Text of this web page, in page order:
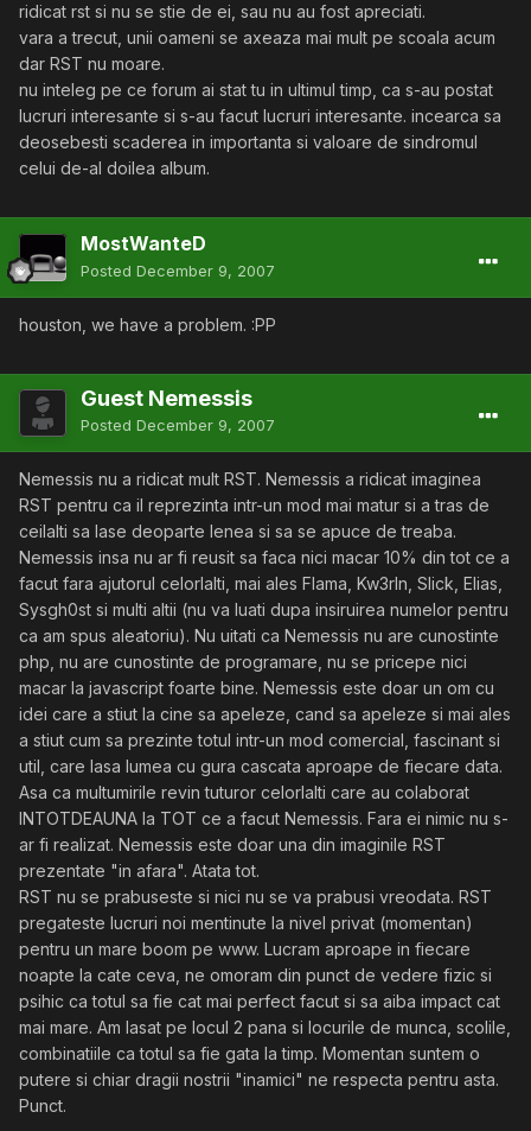
ridicat rst si nu se stie de ei, sau nu au fost apreciati.
vara a trecut, unii oameni se axeaza mai mult pe scoala acum
dar RST nu moare.
nu inteleg pe ce forum ai stat tu in ultimul timp, ca s-au postat
lucruri interesante si s-au facut lucruri interesante. incearca sa
deosebesti scaderea in importanta si valoare de sindromul
celui de-al doilea album.
MostWanteD
Posted December 9, 2007
houston, we have a problem. :PP
Guest Nemessis
Posted December 9, 2007
Nemessis nu a ridicat mult RST. Nemessis a ridicat imaginea
RST pentru ca il reprezinta intr-un mod mai matur si a tras de
ceilalti sa lase deoparte lenea si sa se apuce de treaba.
Nemessis insa nu ar fi reusit sa faca nici macar 10% din tot ce a
facut fara ajutorul celorlalti, mai ales Flama, Kw3rln, Slick, Elias,
Sysgh0st si multi altii (nu va luati dupa insiruirea numelor pentru
ca am spus aleatoriu). Nu uitati ca Nemessis nu are cunostinte
php, nu are cunostinte de programare, nu se pricepe nici
macar la javascript foarte bine. Nemessis este doar un om cu
idei care a stiut la cine sa apeleze, cand sa apeleze si mai ales
a stiut cum sa prezinte totul intr-un mod comercial, fascinant si
util, care lasa lumea cu gura cascata aproape de fiecare data.
Asa ca multumirile revin tuturor celorlalti care au colaborat
INTOTDEAUNA la TOT ce a facut Nemessis. Fara ei nimic nu s-
ar fi realizat. Nemessis este doar una din imaginile RST
prezentate "in afara". Atata tot.
RST nu se prabuseste si nici nu se va prabusi vreodata. RST
pregateste lucruri noi mentinute la nivel privat (momentan)
pentru un mare boom pe www. Lucram aproape in fiecare
noapte la cate ceva, ne omoram din punct de vedere fizic si
psihic ca totul sa fie cat mai perfect facut si sa aiba impact cat
mai mare. Am lasat pe locul 2 pana si locurile de munca, scolile,
combinatiile ca totul sa fie gata la timp. Momentan suntem o
putere si chiar dragii nostrii "inamici" ne respecta pentru asta.
Punct.